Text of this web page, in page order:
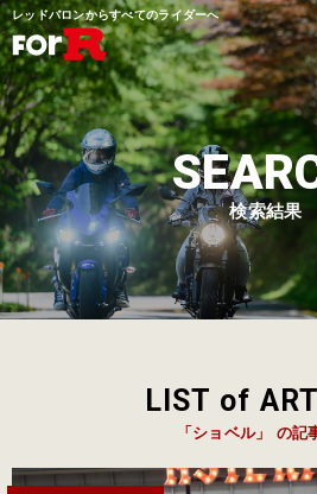
レッドバロンからすべてのライダーへ
検索結果
LIST of
「ショベル」 の記